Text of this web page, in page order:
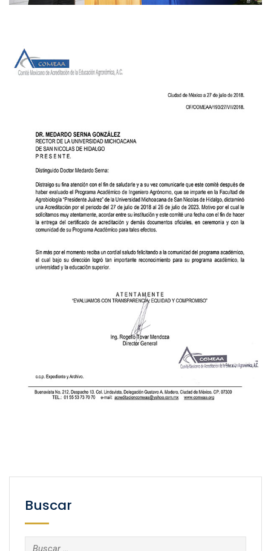
Buscar
Buscar: